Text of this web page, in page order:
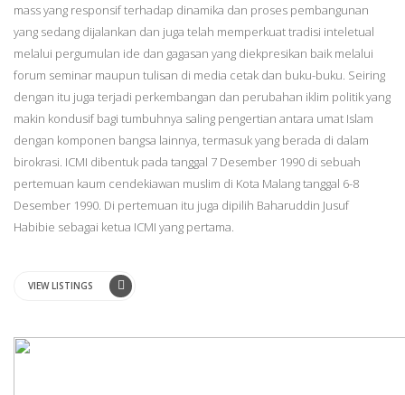
mass yang responsif terhadap dinamika dan proses pembangunan
yang sedang dijalankan dan juga telah memperkuat tradisi inteletual
melalui pergumulan ide dan gagasan yang diekpresikan baik melalui
forum seminar maupun tulisan di media cetak dan buku-buku. Seiring
dengan itu juga terjadi perkembangan dan perubahan iklim politik yang
makin kondusif bagi tumbuhnya saling pengertian antara umat Islam
dengan komponen bangsa lainnya, termasuk yang berada di dalam
birokrasi. ICMI dibentuk pada tanggal 7 Desember 1990 di sebuah
pertemuan kaum cendekiawan muslim di Kota Malang tanggal 6-8
Desember 1990. Di pertemuan itu juga dipilih Baharuddin Jusuf
Habibie sebagai ketua ICMI yang pertama.
VIEW LISTINGS